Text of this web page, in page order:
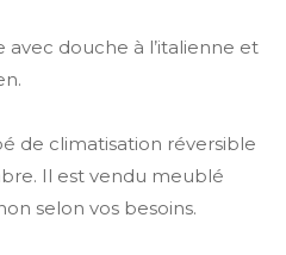
avec douche à l’italienne et
de climatisation réversible
Il est vendu meublé
selon vos besoins.